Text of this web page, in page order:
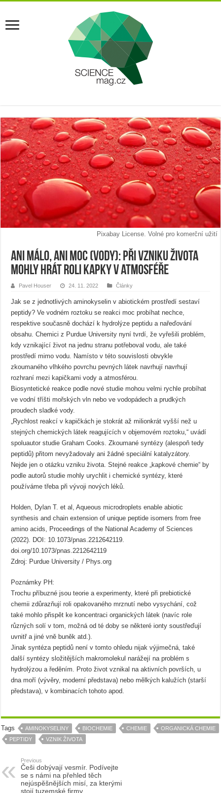
Pixabay License. Volné pro komerční užití
Ani málo, ani moc (vody): Při vzniku života
mohly hrát roli kapky v atmosféře
Pavel Houser 24. 11. 2022 Články
Jak se z jednotlivých aminokyselin v abiotickém prostředí sestaví
peptidy? Ve vodném roztoku se reakci moc probíhat nechce,
respektive současně dochází k hydrolýze peptidu a nařeďování
obsahu. Chemici z Purdue University nyní tvrdí, že vyřešili problém,
kdy vznikající život na jednu stranu potřeboval vodu, ale také
prostředí mimo vodu. Namísto v této souvislosti obvykle
zkoumaného vlhkého povrchu pevných látek navrhují navrhují
rozhraní mezi kapičkami vody a atmosférou.
Biosyntetické reakce podle nové studie mohou velmi rychle probíhat
ve vodní tříšti mořských vln nebo ve vodopádech a prudkých
proudech sladké vody.
„Rychlost reakcí v kapičkách je stokrát až milionkrát vyšší než u
stejných chemických látek reagujících v objemovém roztoku,“ uvádí
spoluautor studie Graham Cooks. Zkoumané syntézy (alespoň tedy
peptidů) přitom nevyžadovaly ani žádné speciální katalyzátory.
Nejde jen o otázku vzniku života. Stejné reakce „kapkové chemie“ by
podle autorů studie mohly urychlit i chemické syntézy, které
používáme třeba při vývoji nových léků.
Holden, Dylan T. et al, Aqueous microdroplets enable abiotic
synthesis and chain extension of unique peptide isomers from free
amino acids, Proceedings of the National Academy of Sciences
(2022). DOI: 10.1073/pnas.2212642119.
doi.org/10.1073/pnas.2212642119
Zdroj: Purdue University / Phys.org
Poznámky PH:
Trochu příbuzné jsou teorie a experimenty, které při prebiotické
chemii zdůrazňují roli opakovaného mrznutí nebo vysychání, což
také mohlo přispět ke koncentraci organických látek (navíc role
různých solí v tom, možná od té doby se některé ionty soustřeďují
uvnitř a jiné vně buněk atd.).
Jinak syntéza peptidů není v tomto ohledu nijak výjimečná, také
další syntézy složitějších makromolekul narážejí na problém s
hydrolýzou a ředěním. Proto život vznikal na aktivních površích, u
dna moří (vývěry, moderní představa) nebo mělkých kalužích (starší
představa), v kombinacích tohoto apod.
Tags AMINOKYSELINY BIOCHEMIE CHEMIE
ORGANICKÁ CHEMIE
PEPTIDY
VZNIK ŽIVOTA
Previous
Češi dobývají vesmír. Podívejte
se s námi na přehled těch
nejúspěšnějších misí, za kterými
stojí tuzemské firmy